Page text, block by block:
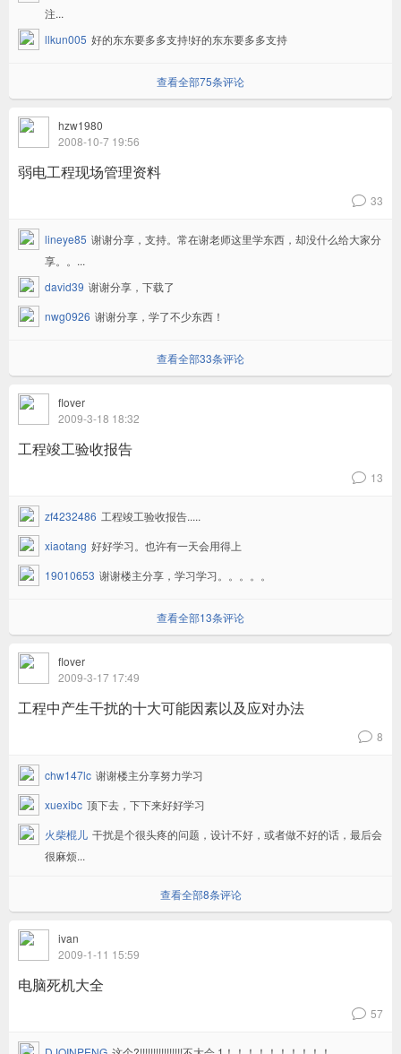
注...
llkun005 好的东东要多多支持!好的东东要多多支持
查看全部75条评论
hzw1980
2008-10-7 19:56
弱电工程现场管理资料
v 33
lineye85 谢谢分享，支持。常在谢老师这里学东西，却没什么给大家分
享。。...
david39 谢谢分享，下载了
nwg0926 谢谢分享，学了不少东西！
查看全部33条评论
flover
2009-3-18 18:32
工程竣工验收报告
v 13
zf4232486 工程竣工验收报告.....
xiaotang 好好学习。也许有一天会用得上
19010653 谢谢楼主分享，学习学习。。。。。
查看全部13条评论
flover
2009-3-17 17:49
工程中产生干扰的十大可能因素以及应对办法
v 8
chw147lc 谢谢楼主分享努力学习
xuexibc 顶下去，下下来好好学习
火柴棍儿 干扰是个很头疼的问题，设计不好，或者做不好的话，最后会
很麻烦...
查看全部8条评论
ivan
2009-1-11 15:59
电脑死机大全
v 57